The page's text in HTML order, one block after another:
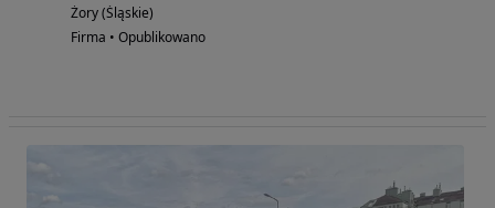
Żory (Śląskie)
Firma • Opublikowano